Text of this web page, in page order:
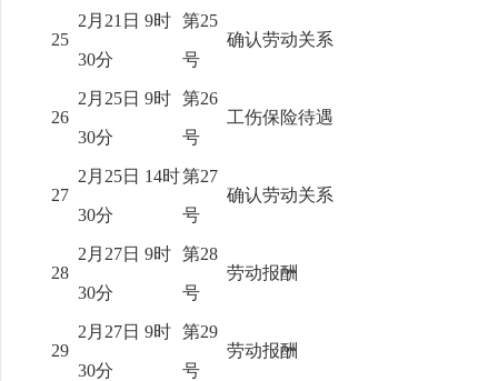
25
2月21日 9时
30分
第25
号
确认劳动关系
26
2月25日 9时
30分
第26
号
工伤保险待遇
27
2月25日 14时
30分
第27
号
确认劳动关系
28
2月27日 9时
30分
第28
号
劳动报酬
29
2月27日 9时
30分
第29
号
劳动报酬